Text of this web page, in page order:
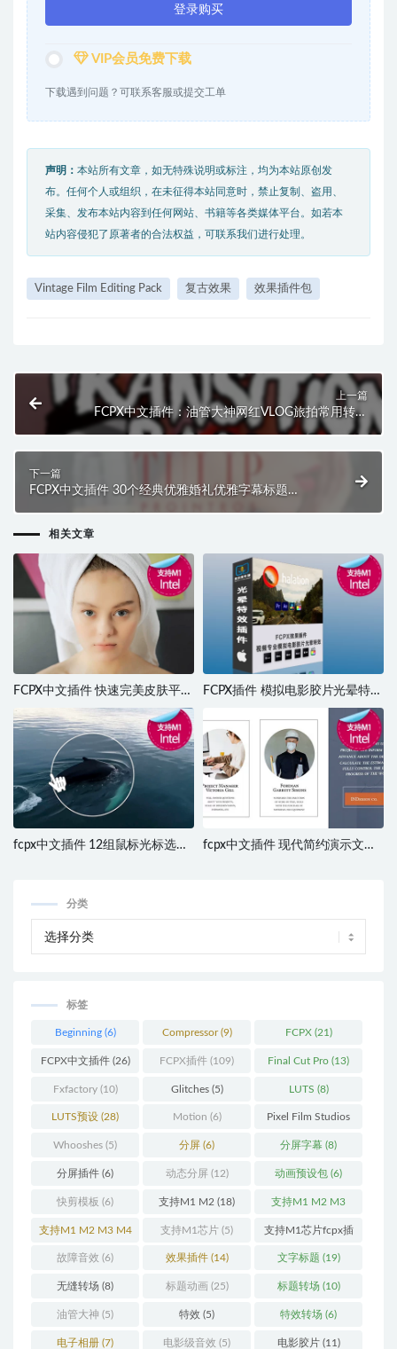
登录购买
VIP会员免费下载
下载遇到问题？可联系客服或提交工单
声明： 本站所有文章，如无特殊说明或标注，均为本站原创发
布。任何个人或组织，在未征得本站同意时，禁止复制、盗用、
采集、发布本站内容到任何网站、书籍等各类媒体平台。如若本
站内容侵犯了原著者的合法权益，可联系我们进行处理。
Vintage Film Editing Pack 复古效果 效果插件包
上一篇
FCPX中文插件：油管大神网红VLOG旅拍常用转场
Vlog Transition Pack
下一篇
FCPX中文插件 30个经典优雅婚礼优雅字幕标题
相关文章
FCPX中文插件 快速完美皮肤平滑
美容磨皮效果插件 支持M1 M2
FCPX插件 模拟电影胶片光晕特效
FilmConvert Halation V1.0.2
fcpx中文插件 12组鼠标光标选框
fcpx中文插件 现代简约演示文稿
分类
标签
Beginning(6) Compressor(9) FCPX(21)
FCPX中文插件(26) FCPX插件 (109) Final Cut Pro (13)
Fxfactory(10) Glitches(5) LUTS (8)
LUTS预设 (28) Motion (6) Pixel Film Studios
(11)
Whooshes (5) 分屏 (6) 分屏字幕 (8)
分屏插件 (6) 动态分屏(12) 动画预设包 (6)
快剪模板 (6) 支持M1 M2 (18) 支持M1 M2 M3
(25)
支持M1 M2 M3 M4
(25)
支持M1芯片 (5) 支持M1芯片fcpx插
件(460)
故障音效 (6) 效果插件(14) 文字标题 (19)
无缝转场 (8) 标题动画(25) 标题转场 (10)
油管大神 (5) 特效 (5) 特效转场 (6)
电子相册 (7) 电影级音效 (5) 电影胶片(11)